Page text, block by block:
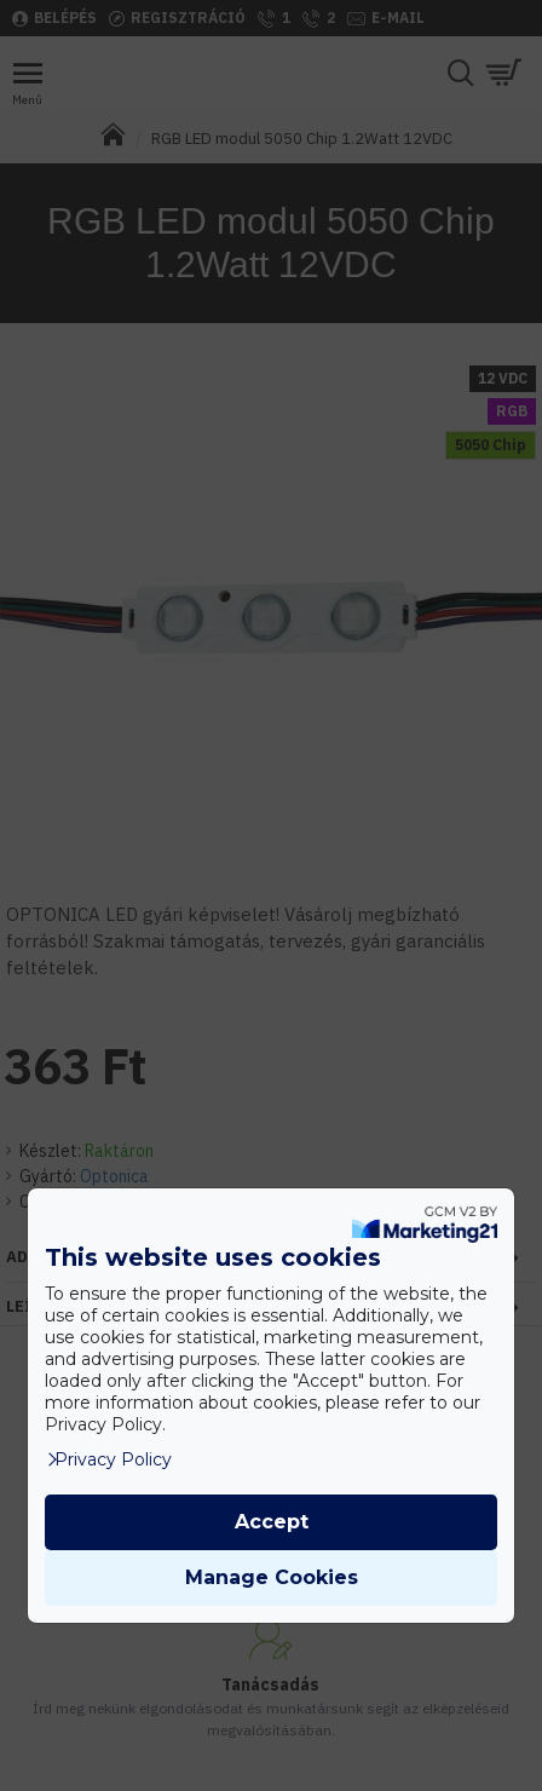
BELÉPÉS REGISZTRÁCIÓ 1 2 E-MAIL
RGB LED modul 5050 Chip 1.2Watt 12VDC
RGB LED modul 5050 Chip
1.2Watt 12VDC
RGB
5050 Chip
12 VDC
OPTONICA LED gyári képviselet! Vásárolj megbízható
forrásból! Szakmai támogatás, tervezés, gyári garanciális
feltételek.
Készlet: Raktáron
Gyártó: Optonica
Cikkszám:
363 Ft
ADATOK
LEÍRÁS
Gyors kiszállítás
Készleten lévő termékeinket akár 24 órán belül megkaphatod!
Tanácsadás
Írd meg nekünk elgondolásodat és munkatársunk segít az elképzeléseid
megvalósításában.
This website uses cookies
To ensure the proper functioning of the website, the
use of certain cookies is essential. Additionally, we
use cookies for statistical, marketing measurement,
and advertising purposes. These latter cookies are
loaded only after clicking the "Accept" button. For
more information about cookies, please refer to our
Privacy Policy.
Privacy Policy
Manage Cookies
Accept